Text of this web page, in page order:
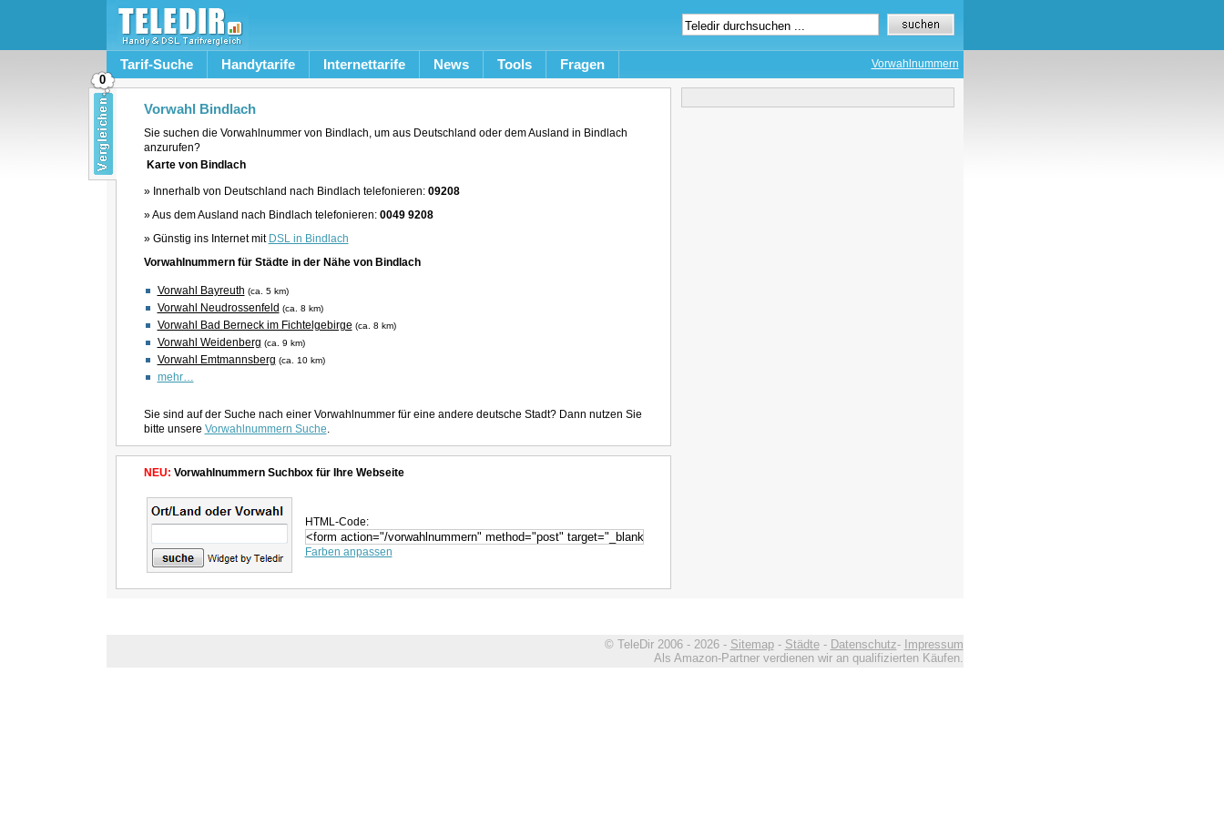
Tarif-Suche Handytarife Internettarife News Tools Fragen Vorwahlnummern
Vorwahl Bindlach
Sie suchen die Vorwahlnummer von Bindlach, um aus Deutschland oder dem Ausland in Bindlach
anzurufen?
Karte von Bindlach
» Innerhalb von Deutschland nach Bindlach telefonieren: 09208
» Aus dem Ausland nach Bindlach telefonieren: 0049 9208
» Günstig ins Internet mit DSL in Bindlach
Vorwahlnummern für Städte in der Nähe von Bindlach
Vorwahl Bayreuth (ca. 5 km)
Vorwahl Neudrossenfeld (ca. 8 km)
Vorwahl Bad Berneck im Fichtelgebirge (ca. 8 km)
Vorwahl Weidenberg (ca. 9 km)
Vorwahl Emtmannsberg (ca. 10 km)
mehr…
Sie sind auf der Suche nach einer Vorwahlnummer für eine andere deutsche Stadt? Dann nutzen Sie
bitte unsere Vorwahlnummern Suche.
NEU: Vorwahlnummern Suchbox für Ihre Webseite
HTML-Code:
Farben anpassen
© TeleDir 2006 - 2026 - Sitemap- Städte- Datenschutz- Impressum
Als Amazon-Partner verdienen wir an qualifizierten Käufen.
0